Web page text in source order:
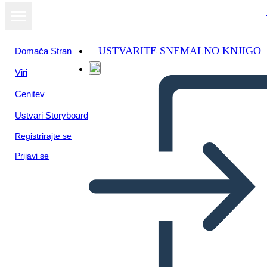
Domača Stran
Viri
Cenitev
Ustvari Storyboard
Registrirajte se
Prijavi se
USTVARITE SNEMALNO KNJIGO
Oglejte si kot
diaprojekcijo